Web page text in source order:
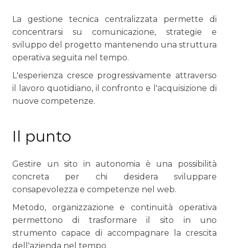
La gestione tecnica centralizzata permette di
concentrarsi su comunicazione, strategie e
sviluppo del progetto mantenendo una struttura
operativa seguita nel tempo.
L'esperienza cresce progressivamente attraverso
il lavoro quotidiano, il confronto e l'acquisizione di
nuove competenze.
Il punto
Gestire un sito in autonomia è una possibilità
concreta per chi desidera sviluppare
consapevolezza e competenze nel web.
Metodo, organizzazione e continuità operativa
permettono di trasformare il sito in uno
strumento capace di accompagnare la crescita
dell'azienda nel tempo.